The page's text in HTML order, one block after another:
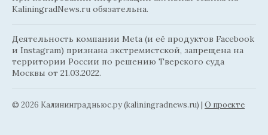
KaliningradNews.ru обязательна.
Деятельность компании Meta (и её продуктов Facebook
и Instagram) признана экстремистской, запрещена на
территории России по решению Тверского суда
Москвы от 21.03.2022.
© 2026 Калининградньюc.ру (kaliningradnews.ru) | О проекте